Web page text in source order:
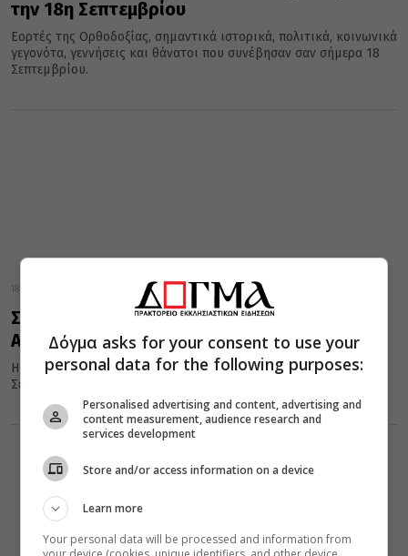
την 18η Σεπτεμβρίου
Εορτές της Ορθοδοξίας, σημαντικά ιστορικά, πολιτικά, κοινωνικά
γεγονότα, γεννήσεις και θάνατοι που συνέβησαν σαν σήμερα 18
Σεπτεμβρίου.
18 Σεπτεμβρίου 2021
Σήμερα 18 Σεπτεμβρίου τιμάται η Αγία
Αριάδνη
Η Αγία Αριάδνη, τη μνήμη της οποίας τιμά σήμερα 18
Σεπτεμβρίου η Εκκλησία, αν και δούλα, ήταν ανώτερη και...
Δόγμα asks for your consent to use your
personal data for the following purposes:
Personalised advertising and content, advertising and
content measurement, audience research and
services development
Store and/or access information on a device
Learn more
Your personal data will be processed and information from